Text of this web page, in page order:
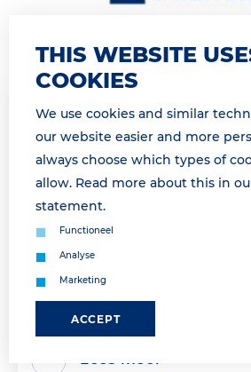
30 March 2026 11:50
GATE GESLOTEN OP
MAART VAN 13H00 TOT
CLOSED TUESDAY,
13H00 TO16H45
onderbroken van 14h00 tot 16h45
van 14h00 tot 16h45 is geen
mogelijk a.g.v. een vakb...
Lees meer
THIS WEBSITE
COOKIES
We use cookies and similar
our website easier and more
always choose which types of
allow. Read more about this in
statement.
Functioneel
Analyse
Marketing
ACCEPT